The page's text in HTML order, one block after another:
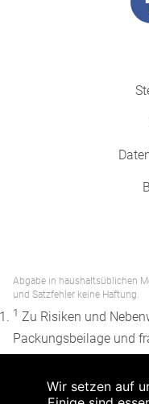
Abgabe in haushaltsüblichen
und Satzfehler keine Haftung.
1 Zu Risiken und
Packungsbeilage und
Wir setzen auf